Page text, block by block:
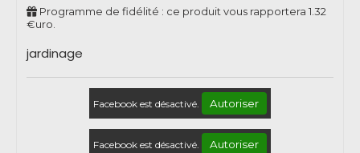
Programme de fidélité : ce produit vous rapportera 1.32
€uro.
jardinage
Facebook est désactivé. Autoriser
Facebook est désactivé. Autoriser